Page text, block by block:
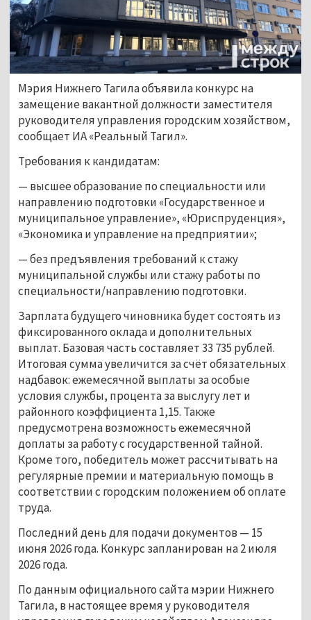
Мэрия Нижнего Тагила объявила конкурс на
замещение вакантной должности заместителя
руководителя управления городским хозяйством,
сообщает ИА «Реальный Тагил».
Требования к кандидатам:
— высшее образование по специальности или
направлению подготовки «Государственное и
муниципальное управление», «Юриспруденция»,
«Экономика и управление на предприятии»;
— без предъявления требований к стажу
муниципальной службы или стажу работы по
специальности/направлению подготовки.
Зарплата будущего чиновника будет состоять из
фиксированного оклада и дополнительных
выплат. Базовая часть составляет 33 735 рублей.
Итоговая сумма увеличится за счёт обязательных
надбавок: ежемесячной выплаты за особые
условия службы, процента за выслугу лет и
районного коэффициента 1,15. Также
предусмотрена возможность ежемесячной
доплаты за работу с государственной тайной.
Кроме того, победитель может рассчитывать на
регулярные премии и материальную помощь в
соответствии с городским положением об оплате
труда.
Последний день для подачи документов — 15
июня 2026 года. Конкурс запланирован на 2 июля
2026 года.
По данным официального сайта мэрии Нижнего
Тагила, в настоящее время у руководителя